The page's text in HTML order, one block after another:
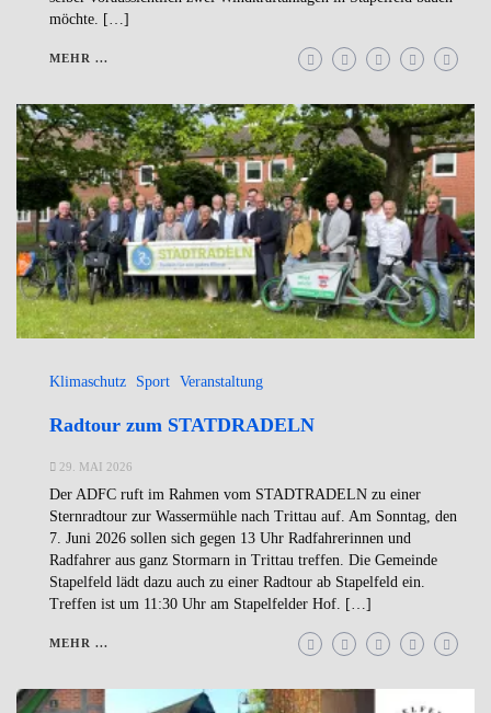
möchte. […]
MEHR ...
Klimaschutz Sport Veranstaltung
Radtour zum STATDRADELN
29. MAI 2026
Der ADFC ruft im Rahmen vom STADTRADELN zu einer
Sternradtour zur Wassermühle nach Trittau auf. Am Sonntag, den
7. Juni 2026 sollen sich gegen 13 Uhr Radfahrerinnen und
Radfahrer aus ganz Stormarn in Trittau treffen. Die Gemeinde
Stapelfeld lädt dazu auch zu einer Radtour ab Stapelfeld ein.
Treffen ist um 11:30 Uhr am Stapelfelder Hof. […]
MEHR ...